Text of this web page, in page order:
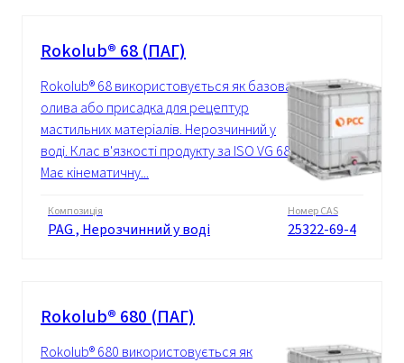
Rokolub® 68 (ПАГ)
Rokolub® 68 використовується як базова
олива або присадка для рецептур
мастильних матеріалів. Нерозчинний у
воді. Клас в'язкості продукту за ISO VG 68.
Має кінематичну...
Композиція
PAG , Нерозчинний у воді
Номер CAS
25322-69-4
Rokolub® 680 (ПАГ)
Rokolub® 680 використовується як